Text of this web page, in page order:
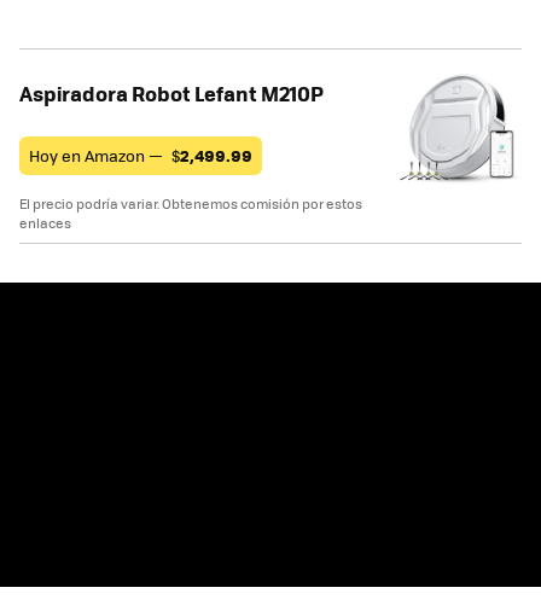
Aspiradora Robot Lefant M210P
Hoy en Amazon — $2,499.99
El precio podría variar. Obtenemos comisión por estos
enlaces